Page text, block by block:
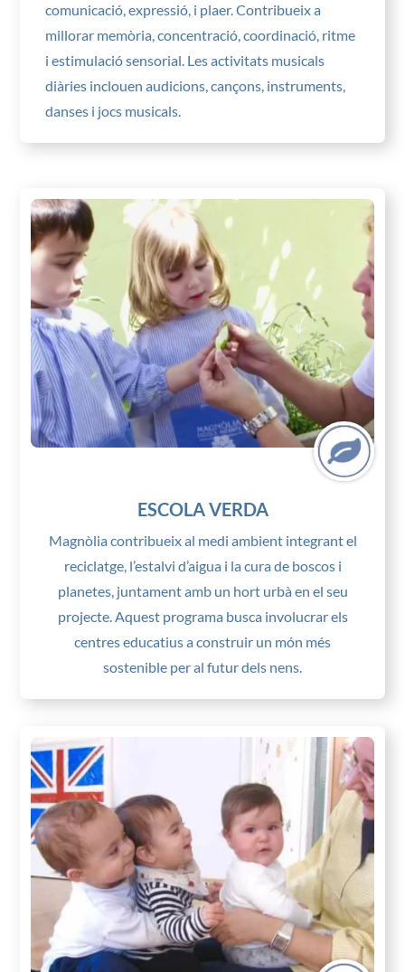
comunicació, expressió, i plaer. Contribueix a
millorar memòria, concentració, coordinació, ritme
i estimulació sensorial. Les activitats musicals
diàries inclouen audicions, cançons, instruments,
danses i jocs musicals.
ESCOLA VERDA
Magnòlia contribueix al medi ambient integrant el
reciclatge, l’estalvi d’aigua i la cura de boscos i
planetes, juntament amb un hort urbà en el seu
projecte. Aquest programa busca involucrar els
centres educatius a construir un món més
sostenible per al futur dels nens.